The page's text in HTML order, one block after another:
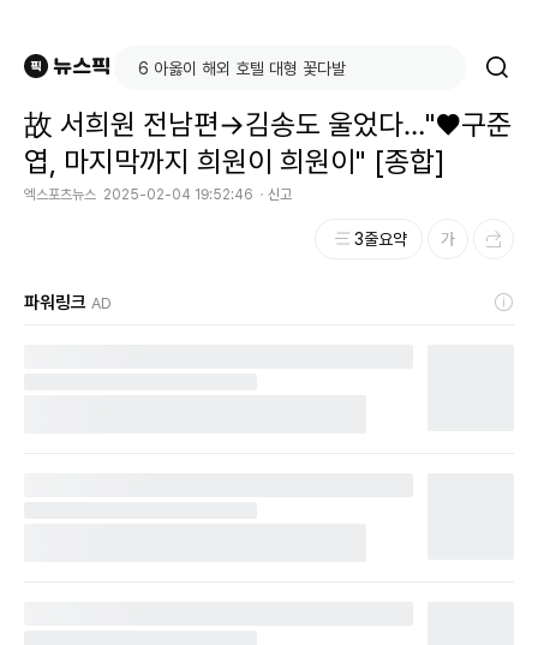
故 서희원 전남편→김송도 울었다…"♥구준
엽, 마지막까지 희원이 희원이" [종합]
엑스포츠뉴스 2025-02-04 19:52:46 신고
3줄요약
파워링크 AD